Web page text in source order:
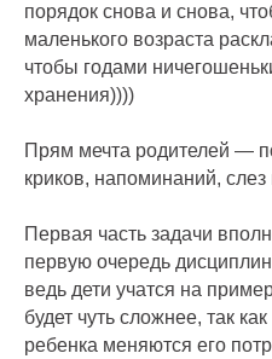
порядок снова и снова,
маленького возраста
чтобы годами
хранения))))
Прям мечта родителей —
криков, напоминаний, слез
Первая часть задачи
первую очередь
ведь дети учатся на
будет чуть сложнее, так
ребенка меняются его